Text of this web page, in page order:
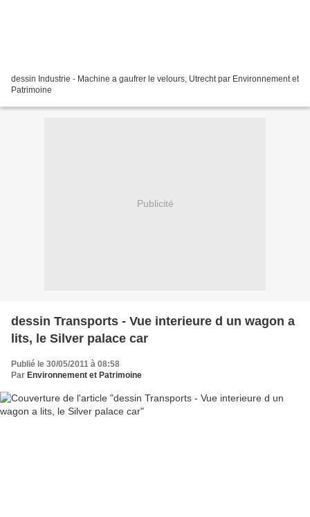
dessin Industrie - Machine a gaufrer le velours, Utrecht par Environnement et
Patrimoine
Publicité
dessin Transports - Vue interieure d un wagon a
lits, le Silver palace car
Publié le 30/05/2011 à 08:58
Par Environnement et Patrimoine